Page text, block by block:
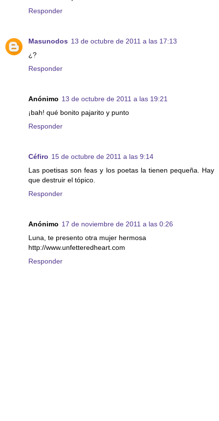
Responder
Masunodos 13 de octubre de 2011 a las 17:13
¿?
Responder
Anónimo 13 de octubre de 2011 a las 19:21
¡bah! qué bonito pajarito y punto
Responder
Céfiro 15 de octubre de 2011 a las 9:14
Las poetisas son feas y los poetas la tienen pequeña. Hay
que destruir el tópico.
Responder
Anónimo 17 de noviembre de 2011 a las 0:26
Luna, te presento otra mujer hermosa
http://www.unfetteredheart.com
Responder